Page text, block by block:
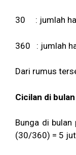
30 : jumlah
360 : jumlah
Dari rumus
Cicilan di
Bunga di
(30/360) = 5